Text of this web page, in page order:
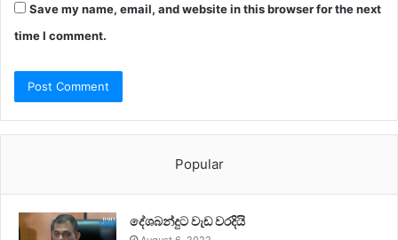
Save my name, email, and website in this browser for the next
time I comment.
Popular
දේශබන්දුට වැඩ වරදියි